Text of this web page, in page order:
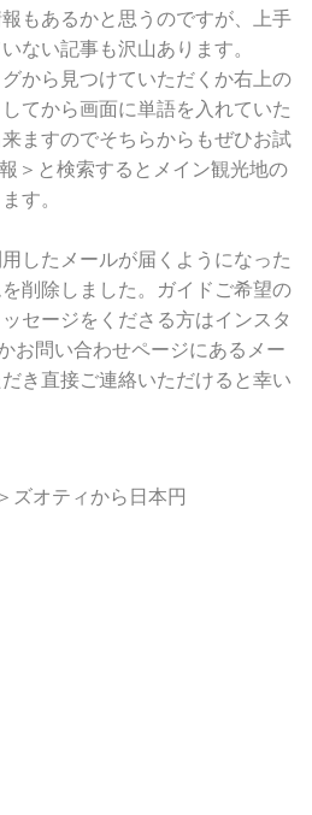
もあるかと思うのですが、上手
ない記事も沢山あります。
から見つけていただくか右上の
てから画面に単語を入れていた
ますのでそちらからもぜひお試
＞と検索するとメイン観光地の
す。
したメールが届くようになった
削除しました。ガイドご希望の
セージをくださる方はインスタ
お問い合わせページにあるメー
き直接ご連絡いただけると幸い
ズオティから日本円